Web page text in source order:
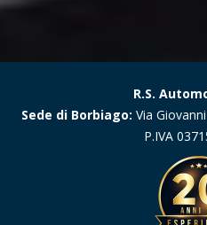
R.S.
Sede di Borbiago: Via
P.IVA